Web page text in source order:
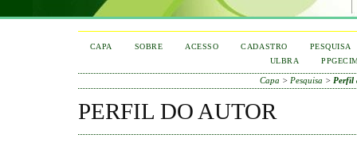
CAPA SOBRE ACESSO CADASTRO
PESQUISA
ULBRA
Capa > Pesquisa > Perfil
PERFIL DO AUTOR